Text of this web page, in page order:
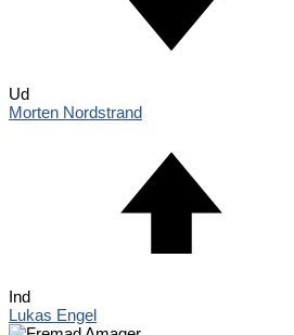
Ud
Morten Nordstrand
Ind
Lukas Engel